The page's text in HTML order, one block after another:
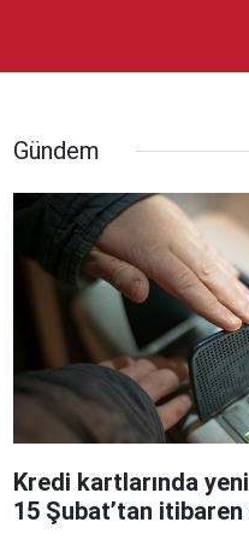
Gündem
Kredi kartlarında
15 Şubat’tan